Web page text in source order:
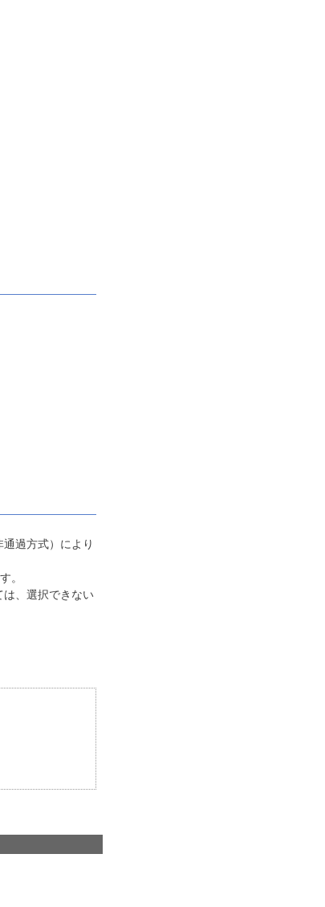
過方式）により
。
、選択できない